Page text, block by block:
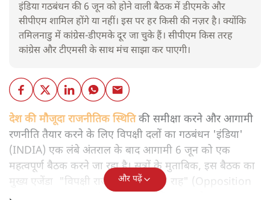
इंडिया गठबंधन की 6 जून को होने वाली बैठक में डीएमके और
सीपीएम शामिल होंगे या नहीं। इस पर हर किसी की नज़र है। क्योंकि
तमिलनाडु में कांग्रेस-डीएमके दूर जा चुके हैं। सीपीएम किस तरह
कांग्रेस और टीएमसी के साथ मंच साझा कर पाएगी।
देश की मौजूदा राजनीतिक स्थितिकी समीक्षा करने और आगामी
रणनीति तैयार करने के लिए विपक्षी दलों का गठबंधन 'इंडिया'
(INDIA) एक लंबे अंतराल के बाद आगामी 6 जून को एक
महत्वपूर्ण बैठक करने जा रहा है। सूत्रों के मुताबिक, इस बैठक का
मुख्य एजेंडा "विपक्षी राजनीति - आगे की राह" (Opposition
और पढ़ें